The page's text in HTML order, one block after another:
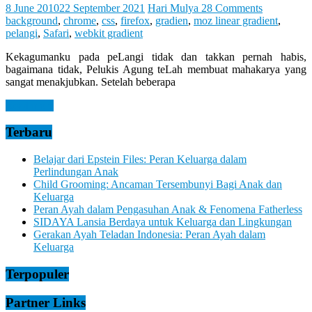
You
Feel
It
8 June 201022 September 2021 Hari Mulya 28 Comments
background, chrome, css, firefox, gradien, moz linear gradient,
pelangi, Safari, webkit gradient
Kekagumanku pada peLangi tidak dan takkan pernah habis,
bagaimana tidak, Pelukis Agung teLah membuat mahakarya yang
sangat menakjubkan. Setelah beberapa
Terbaru
Belajar dari Epstein Files: Peran Keluarga dalam
Perlindungan Anak
Child Grooming: Ancaman Tersembunyi Bagi Anak dan
Keluarga
Peran Ayah dalam Pengasuhan Anak & Fenomena Fatherless
SIDAYA Lansia Berdaya untuk Keluarga dan Lingkungan
Gerakan Ayah Teladan Indonesia: Peran Ayah dalam
Keluarga
Terpopuler
Partner Links